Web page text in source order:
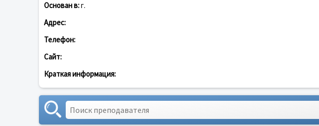
Основан в:г.
Адрес:
Телефон:
Сайт:
Краткая информация: